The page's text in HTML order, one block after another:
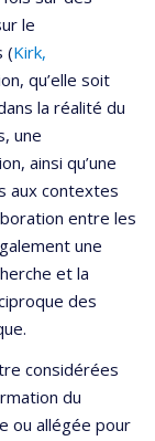
le
(Kirk,
qu’elle soit
la réalité du
une
ainsi qu’une
aux contextes
entre les
une
et la
des
considérées
du
ou allégée pour